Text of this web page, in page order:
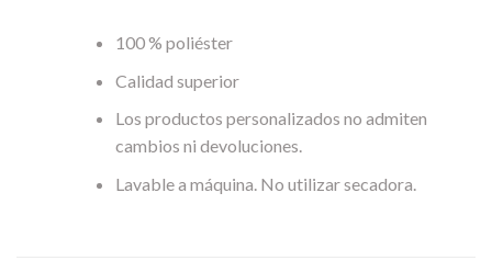
100 % poliéster
Calidad superior
Los productos personalizados no admiten
cambios ni devoluciones.
Lavable a máquina. No utilizar secadora.